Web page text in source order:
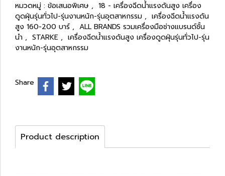
หมวดหมู่ : ข้อเสนอพิเศษ , 18 - เครื่องฉีดน้ำแรงดันสูง เครื่อง
ดูดฝุ่นรุ่นทั่วไป-รุ่นงานหนัก-รุ่นอุตสาหกรรม , เครื่องฉีดน้ำแรงดัน
สูง 160-200 บาร์ , ALL BRANDS รวมเครื่องมือช่างแบรนด์ชั้น
นำ , STARKE , เครื่องฉีดน้ำแรงดันสูง เครื่องดูดฝุ่นรุ่นทั่วไป-รุ่น
งานหนัก-รุ่นอุตสาหกรรม
Share
Product description